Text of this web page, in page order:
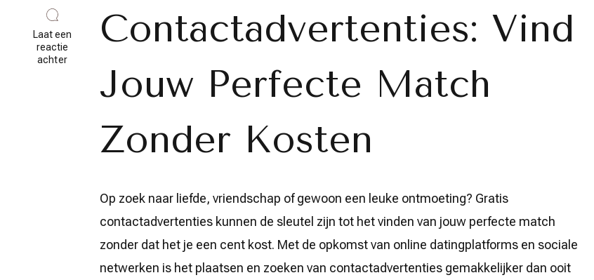
Laat een
reactie
achterop
Perfecte
Contactadvertenties
Contactadvertenties: Vind
Jouw Perfecte Match
Zonder Kosten
Op zoek naar liefde, vriendschap of gewoon een leuke ontmoeting? Gratis
contactadvertenties kunnen de sleutel zijn tot het vinden van jouw perfecte match
zonder dat het je een cent kost. Met de opkomst van online datingplatforms en sociale
netwerken is het plaatsen en zoeken van contactadvertenties gemakkelijker dan ooit